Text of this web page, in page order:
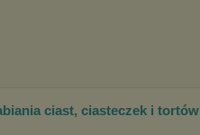
ciast, ciasteczek i tortów